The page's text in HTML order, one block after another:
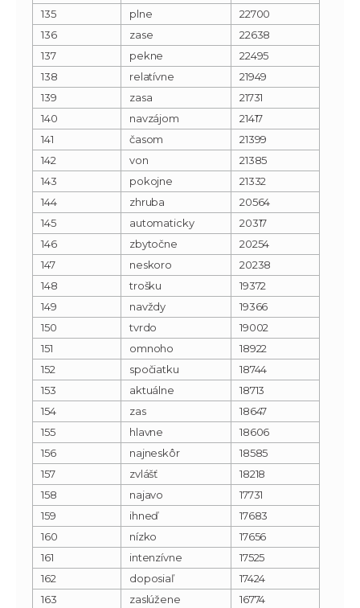
135
plne
22700
136
zase
22638
137
pekne
22495
138
relatívne
21949
139
zasa
21731
140
navzájom
21417
141
časom
21399
142
von
21385
143
pokojne
21332
144
zhruba
20564
145
automaticky
20317
146
zbytočne
20254
147
neskoro
20238
148
trošku
19372
149
navždy
19366
150
tvrdo
19002
151
omnoho
18922
152
spočiatku
18744
153
aktuálne
18713
154
zas
18647
155
hlavne
18606
156
najneskôr
18585
157
zvlášť
18218
158
najavo
17731
159
ihneď
17683
160
nízko
17656
161
intenzívne
17525
162
doposiaľ
17424
163
zaslúžene
16774